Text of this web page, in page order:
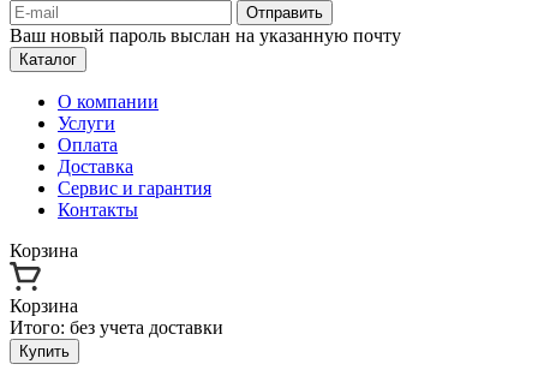
Отправить
Ваш новый пароль выслан на указанную почту
Каталог
О компании
Услуги
Оплата
Доставка
Сервис и гарантия
Контакты
Корзина
Корзина
Итого: без учета доставки
Купить